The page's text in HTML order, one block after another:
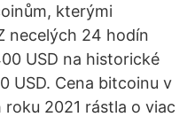
kterými
necelých 24 hodín
USD na historické
USD. Cena bitcoinu v
2021 rástla o viac